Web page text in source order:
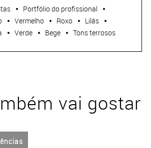
Portfólio do profissional
Vermelho Roxo
Lilás
Verde Bege Tons terrosos
vai gostar